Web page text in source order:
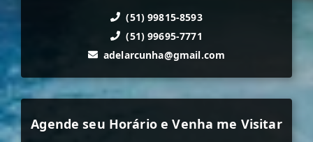
(51) 99815-8593
(51) 99695-7771
adelarcunha@gmail.com
Agende seu Horário e Venha me Visitar